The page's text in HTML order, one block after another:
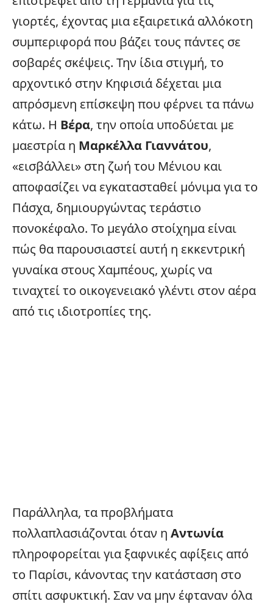
γιορτές, έχοντας μια εξαιρετικά αλλόκοτη
συμπεριφορά που βάζει τους πάντες σε
σοβαρές σκέψεις. Την ίδια στιγμή, το
αρχοντικό στην Κηφισιά δέχεται μια
απρόσμενη επίσκεψη που φέρνει τα πάνω
κάτω. Η Βέρα, την οποία υποδύεται με
μαεστρία η Μαρκέλλα Γιαννάτου,
«εισβάλλει» στη ζωή του Μένιου και
αποφασίζει να εγκατασταθεί μόνιμα για το
Πάσχα, δημιουργώντας τεράστιο
πονοκέφαλο. Το μεγάλο στοίχημα είναι
πώς θα παρουσιαστεί αυτή η εκκεντρική
γυναίκα στους Χαμπέους, χωρίς να
τιναχτεί το οικογενειακό γλέντι στον αέρα
από τις ιδιοτροπίες της.
Παράλληλα, τα προβλήματα
πολλαπλασιάζονται όταν η Αντωνία
πληροφορείται για ξαφνικές αφίξεις από
το Παρίσι, κάνοντας την κατάσταση στο
σπίτι ασφυκτική. Σαν να μην έφταναν όλα